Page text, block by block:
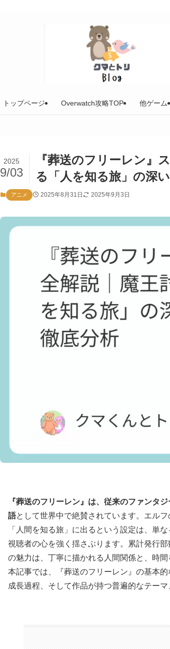
トップページ Overwatch攻略TOP 他ゲーム
『葬送のフリーレン』
る「人を知る旅」の深
2025
9/03
アニメ 2025年8月31日 2025年9月3日
『葬送のフリーレン』は、従来のファンタ
語として世界中で絶賛されています。エル
「人間を知る旅」に出るという設定は、単
視聴者の心を強く揺さぶります。累計発行
の魅力は、丁寧に描かれる人間関係と、時
本記事では、『葬送のフリーレン』の基本
成長過程、そして作品が持つ普遍的なテー